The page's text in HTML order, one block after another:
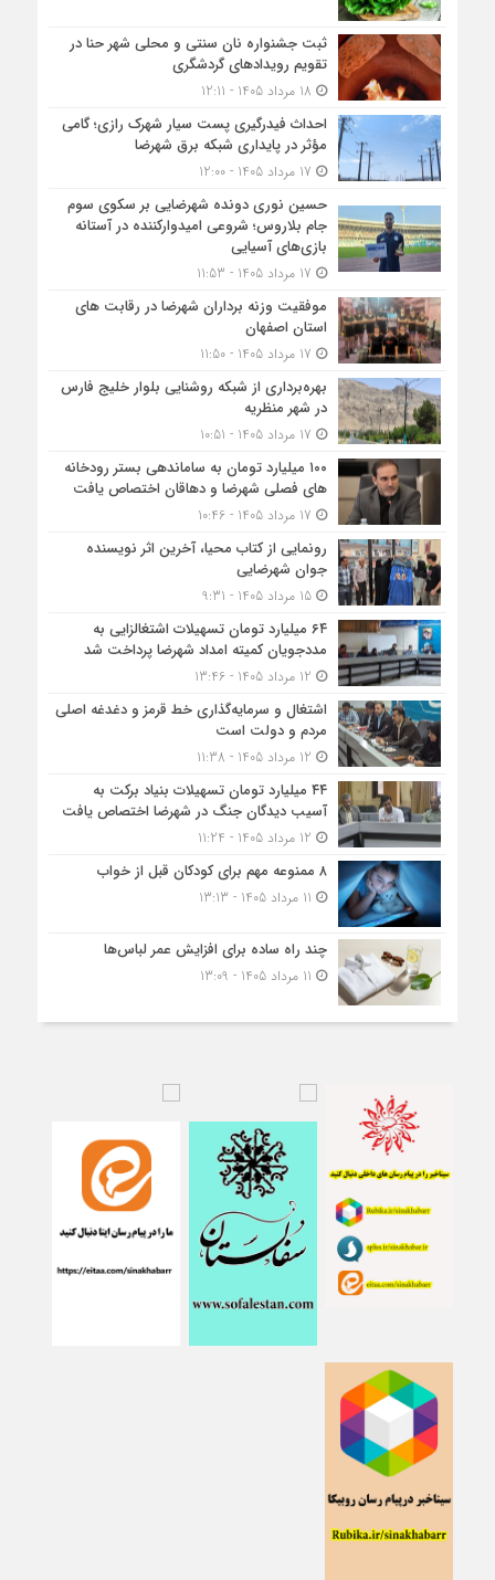
ثبت جشنواره نان سنتی و محلی شهر حنا در
تقویم رویداد‌های گردشگری
احداث فیدرگیری پست سیار شهرک رازی؛ گامی
مؤثر در پایداری شبکه برق شهرضا
حسین نوری دونده شهرضایی بر سکوی سوم
جام بلاروس؛ شروعی امیدوارکننده در آستانه
بازی‌های آسیایی
موفقیت وزنه برداران شهرضا در رقابت های
استان اصفهان
بهره‌برداری از شبکه روشنایی بلوار خلیج فارس
در شهر منظریه
۱۰۰ میلیارد تومان به ساماندهی بستر رودخانه
های فصلی شهرضا و دهاقان اختصاص یافت
رونمایی از کتاب محیا، آخرین اثر نویسنده
جوان شهرضایی
15 مرداد 1405 - 9:31
۶۴ میلیارد تومان تسهیلات اشتغالزایی به
مددجویان کمیته امداد شهرضا پرداخت شد
اشتغال و سرمایه‌گذاری خط قرمز و دغدغه اصلی
مردم و دولت است
۴۴ میلیارد تومان تسهیلات بنیاد برکت به
آسیب دیدگان جنگ در شهرضا اختصاص یافت
۸ ممنوعه مهم برای کودکان قبل از خواب
چند راه ساده برای افزایش عمر لباس‌ها